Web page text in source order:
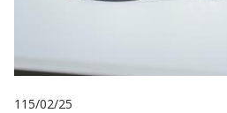
115/02/25